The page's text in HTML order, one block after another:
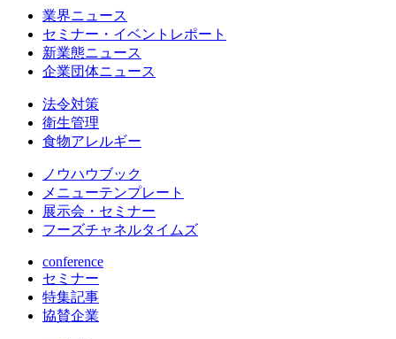
業界ニュース
セミナー・イベントレポート
新業態ニュース
企業団体ニュース
法令対策
衛生管理
食物アレルギー
ノウハウブック
メニューテンプレート
展示会・セミナー
フーズチャネルタイムズ
conference
セミナー
特集記事
協賛企業